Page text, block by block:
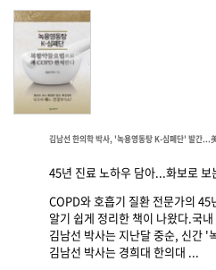
김남선 한의학 박사, '녹용영동탕 K-심폐단' 발간...
45년 진료 노하우 담아...화보로
COPD와 호흡기 질환 전문가의
알기 쉽게 정리한 책이 나왔다.국
김남선 박사는 지난달 중순, 신간
김남선 박사는 경희대 한의대 ...